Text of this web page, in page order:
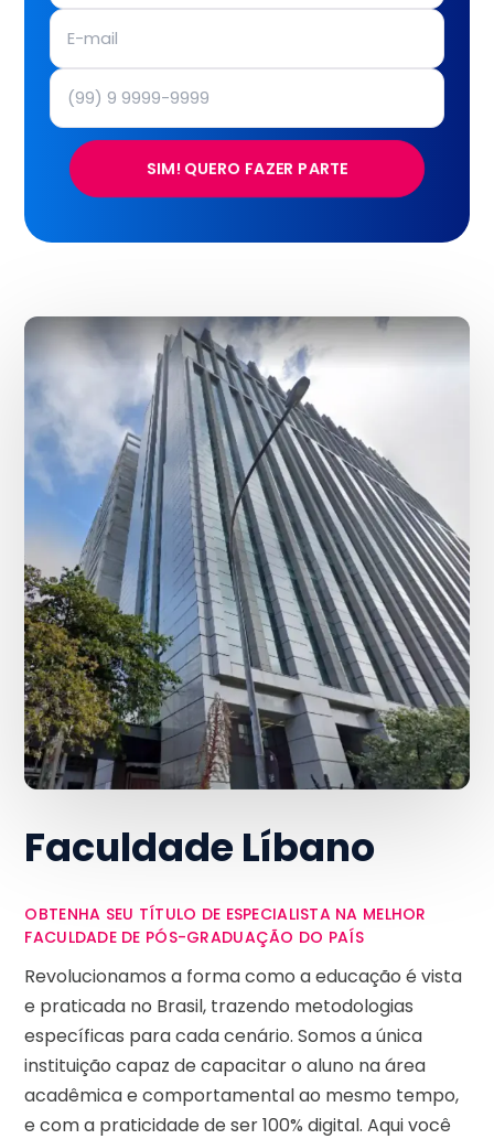
SIM! QUERO FAZER PARTE
Faculdade Líbano
OBTENHA SEU TÍTULO DE ESPECIALISTA NA MELHOR
FACULDADE DE PÓS-GRADUAÇÃO DO PAÍS
Revolucionamos a forma como a educação é vista
e praticada no Brasil, trazendo metodologias
específicas para cada cenário. Somos a única
instituição capaz de capacitar o aluno na área
acadêmica e comportamental ao mesmo tempo,
e com a praticidade de ser 100% digital. Aqui você